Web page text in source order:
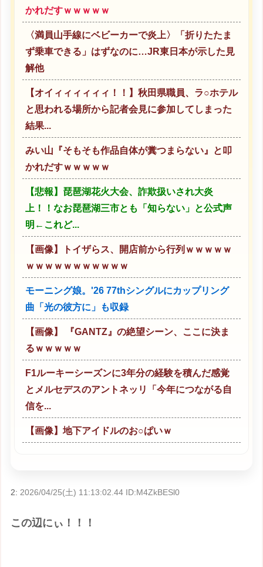
かれだすｗｗｗｗｗ
〈満員山手線にベビーカーで炎上〉「折りたたま
ず乗車できる」はずなのに…JR東日本が示した見
解他
【オイィィィィィィ！！】秋田県職員、ラ○ホテル
と思われる場所から記者会見に参加してしまった
結果...
みい山『そもそも作品自体が糞つまらない』と叩
かれだすｗｗｗｗｗ
【悲報】琵琶湖花火大会、詐欺扱いされ大炎
上！！なお琵琶湖三市とも「知らない」と公式声
明←これど...
【画像】トイザらス、開店前から行列ｗｗｗｗｗ
ｗｗｗｗｗｗｗｗｗｗｗ
モーニング娘。'26 77thシングルにカップリング
曲「光の彼方に」も収録
【画像】 『GANTZ』の絶望シーン、ここに決ま
るｗｗｗｗｗ
F1ルーキーシーズンに3年分の経験を積んだ感覚
とメルセデスのアントネッリ「今年につながる自
信を...
【画像】地下アイドルのお○ぱいｗ
2:2026/04/25(土) 11:13:02.44 ID:M4ZkBESl0
この辺にぃ！！！